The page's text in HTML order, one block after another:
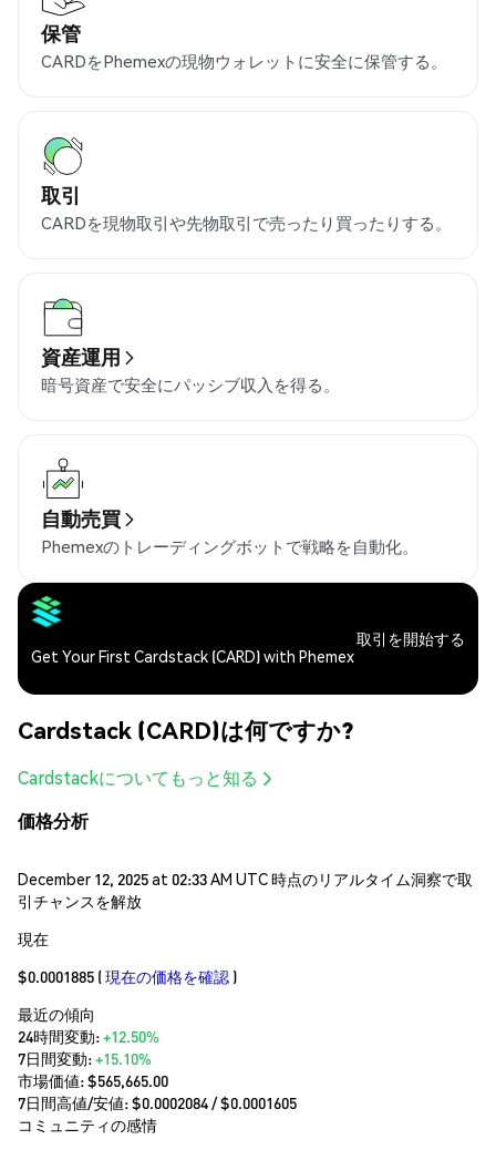
保管
CARDをPhemexの現物ウォレットに安全に保管する。
取引
CARDを現物取引や先物取引で売ったり買ったりする。
資産運用
暗号資産で安全にパッシブ収入を得る。
自動売買
Phemexのトレーディングボットで戦略を自動化。
Get Your First Cardstack (CARD) with Phemex
取引を開始する
Cardstack (CARD)は何ですか?
Cardstackについてもっと知る
価格分析
December 12, 2025 at 02:33 AM UTC 時点のリアルタイム洞察で取
引チャンスを解放
現在
$0.0001885 (現在の価格を確認 )
最近の傾向
24時間変動:+12.50%
7日間変動:+15.10%
市場価値:$565,665.00
7日間高値/安値: $0.0002084/ $0.0001605
コミュニティの感情